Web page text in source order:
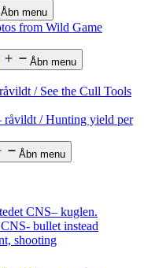
Åbn menu
from Wild Game
Åbn menu
/ See the Cull Tools
råvildt / Hunting yield per
Åbn menu
CNS– kuglen.
bullet instead
shooting